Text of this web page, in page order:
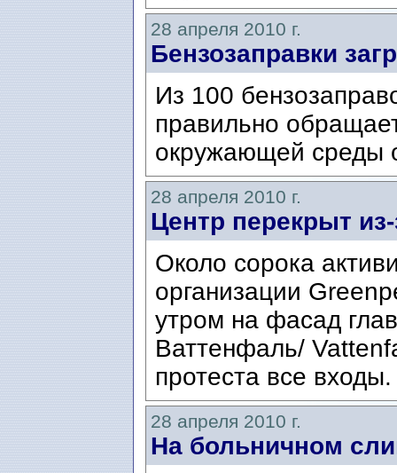
28 апреля 2010 г.
Бензозаправки
Из 100
правильно
окружающей среды
28 апреля 2010 г.
Центр перекрыт
Около сорока
организации
утром на фасад
Ваттенфаль/
протеста все
28 апреля 2010 г.
На больничном